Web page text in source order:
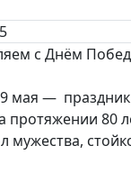
с Днём
мая —
протяжении 80